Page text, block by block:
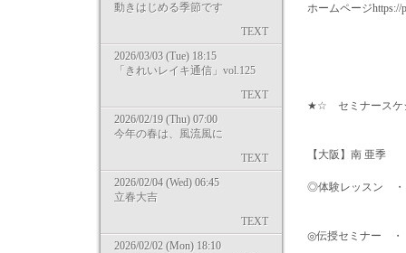
動きはじめる季節です
TEXT
2026/03/03 (Tue) 18:15
「きれいレイキ通信」vol.125
TEXT
2026/02/19 (Thu) 07:00
今年の春は、風流風に
TEXT
2026/02/04 (Wed) 06:45
立春大吉
TEXT
2026/02/02 (Mon) 18:10
ホームページhttps://
★☆ セミナース
【大阪】南 亜季
◎体験レッスン ・
◎伝授セミナー ・